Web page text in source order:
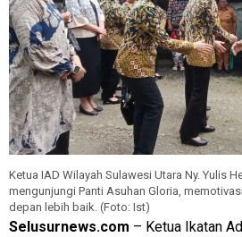
Ketua IAD Wilayah Sulawesi Utara Ny. Yulis
mengunjungi Panti Asuhan Gloria,
depan lebih baik. (Foto: Ist)
Selusurnews.com – Ketua Ikatan